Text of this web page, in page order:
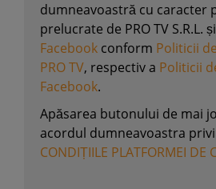
dumneavoastră cu caracter
prelucrate de PRO TV S.R.L. și
Facebook conform Politicii
PRO TV, respectiv a Politicii
Facebook.
Apăsarea butonului de mai
acordul dumneavoastra
CONDIȚIILE PLATFORMEI DE